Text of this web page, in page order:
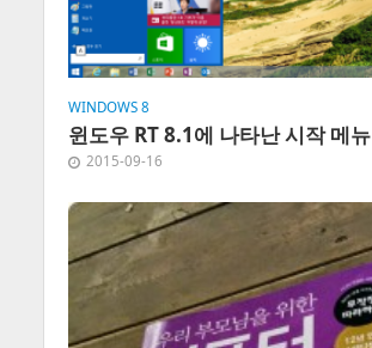
WINDOWS 8
윈도우 RT 8.1에 나타난 시작 메뉴
2015-09-16